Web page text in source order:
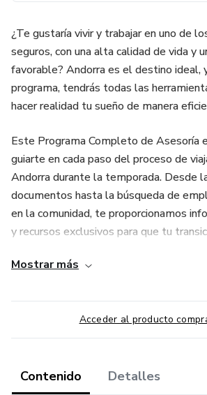
¿Te gustaría vivir y trabajar en uno de
seguros, con una alta calidad de vida y
favorable? Andorra es el destino ideal,
programa, tendrás todas las
hacer realidad tu sueño de manera
Este Programa Completo de Asesoría
guiarte en cada paso del proceso de
Andorra durante la temporada. Desde
documentos hasta la búsqueda de
en la comunidad, te proporcionamos
y recursos exclusivos para que tu
recursos necesarios para que puedas
Andorra con éxito. Nuestro programa
Consejos sobre cómo buscar empleo y
Mostrar más
Acceder al producto
Contenido Detalles